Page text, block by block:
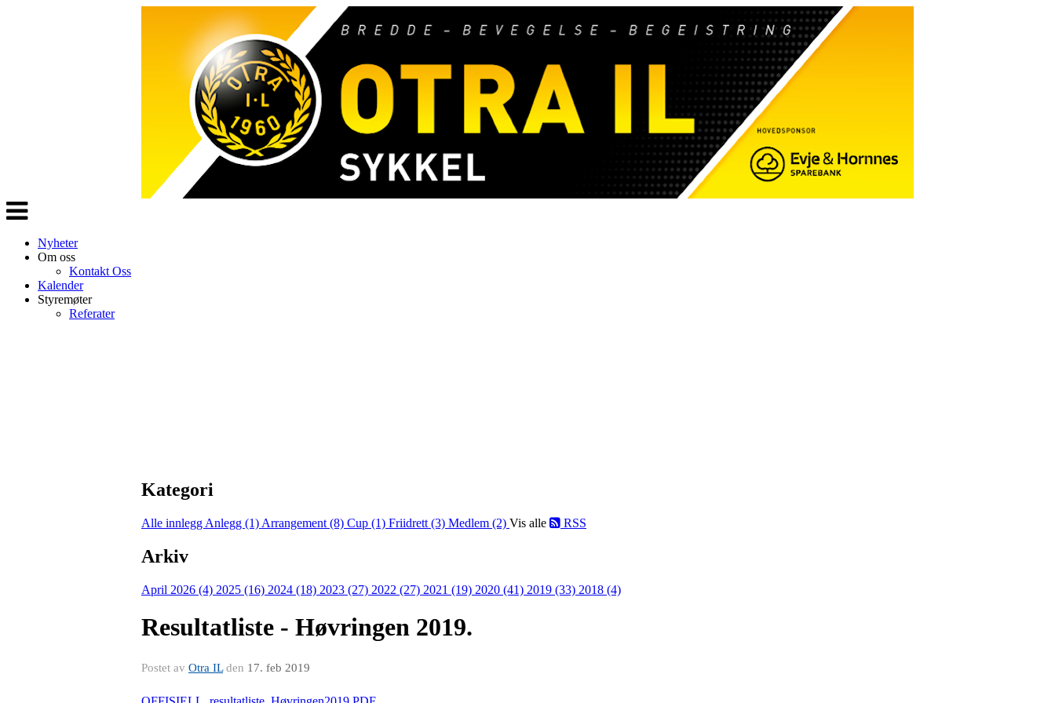
Veksle
navigasjon
Nyheter
Om oss
Kontakt Oss
Kalender
Styremøter
Referater
Kategori
Alle innlegg Anlegg (1) Arrangement (8) Cup (1) Friidrett (3) Medlem (2) Vis alle RSS
Arkiv
April 2026 (4) 2025 (16) 2024 (18) 2023 (27) 2022 (27) 2021 (19) 2020 (41) 2019 (33) 2018 (4)
Resultatliste - Høvringen 2019.
Postet av Otra ILden 17. feb 2019